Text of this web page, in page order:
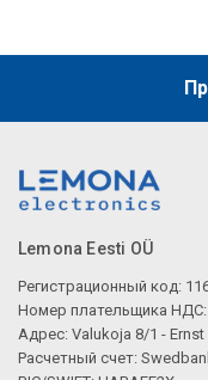
Описание искусственного интеллекта
Lemona Eesti OÜ
Регистрационный код:
Номер плательщика НДС:
Адрес: Valukoja 8/1 -
Расчетный счет: